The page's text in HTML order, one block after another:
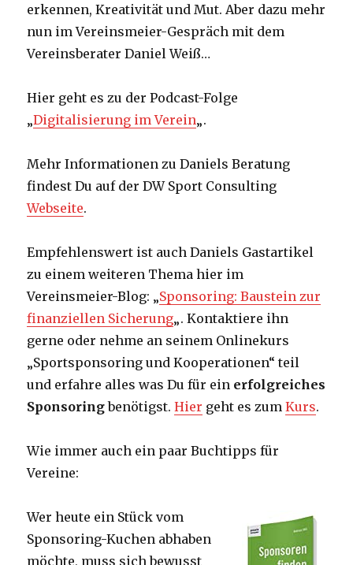
erkennen, Kreativität und Mut. Aber dazu mehr
nun im Vereinsmeier-Gespräch mit dem
Vereinsberater Daniel Weiß…
Hier geht es zu der Podcast-Folge
„Digitalisierung im Verein„.
Mehr Informationen zu Daniels Beratung
findest Du auf der DW Sport Consulting
Webseite.
Empfehlenswert ist auch Daniels Gastartikel
zu einem weiteren Thema hier im
Vereinsmeier-Blog: „Sponsoring: Baustein zur
finanziellen Sicherung„. Kontaktiere ihn
gerne oder nehme an seinem Onlinekurs
„Sportsponsoring und Kooperationen“ teil
und erfahre alles was Du für ein erfolgreiches
Sponsoringbenötigst.Hier geht es zumKurs.
Wie immer auch ein paar Buchtipps für
Vereine:
Wer heute ein Stück vom
Sponsoring-Kuchen abhaben
möchte, muss sich bewusst